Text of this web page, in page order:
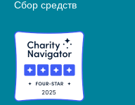
Сбор средств